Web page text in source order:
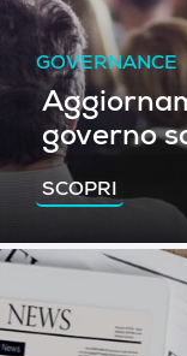
GOVERNANCE
governo
SCOPRI